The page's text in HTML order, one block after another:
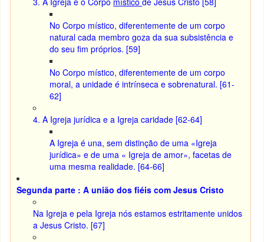
No Corpo místico, diferentemente de um corpo
natural cada membro goza da sua subsistência e
do seu fim próprios. [59]
No Corpo místico, diferentemente de um corpo
moral, a unidade é intrínseca e sobrenatural. [61-
62]
4. A Igreja jurídica e a Igreja caridade [62-64]
A Igreja é una, sem distinção de uma «Igreja
jurídica» e de uma « Igreja de amor», facetas de
uma mesma realidade. [64-66]
Segunda parte : A união dos fiéis com Jesus Cristo
Na Igreja e pela Igreja nós estamos estritamente unidos
a Jesus Cristo. [67]